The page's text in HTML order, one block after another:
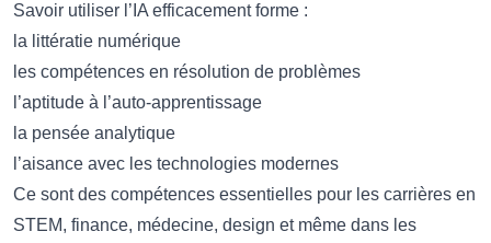
Savoir utiliser l’IA efficacement forme :
la littératie numérique
les compétences en résolution de problèmes
l’aptitude à l’auto-apprentissage
la pensée analytique
l’aisance avec les technologies modernes
Ce sont des compétences essentielles pour les carrières en
STEM, finance, médecine, design et même dans les